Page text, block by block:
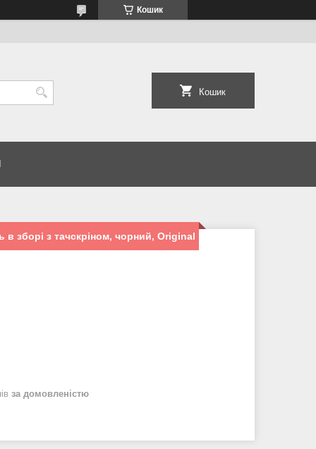
Кошик
Кошик
зборі з тачскріном, чорний, Original
за домовленістю